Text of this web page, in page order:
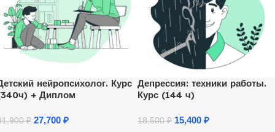
нейропсихолог. Курс
+ Диплом
₽ 27,700 ₽
Депрессия: техники работы.
Курс (144 ч)
18,500₽ 15,400 ₽